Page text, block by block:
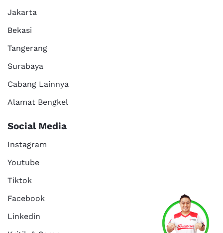
Jakarta
Bekasi
Tangerang
Surabaya
Cabang Lainnya
Alamat Bengkel
Social Media
Instagram
Youtube
Tiktok
Facebook
Linkedin